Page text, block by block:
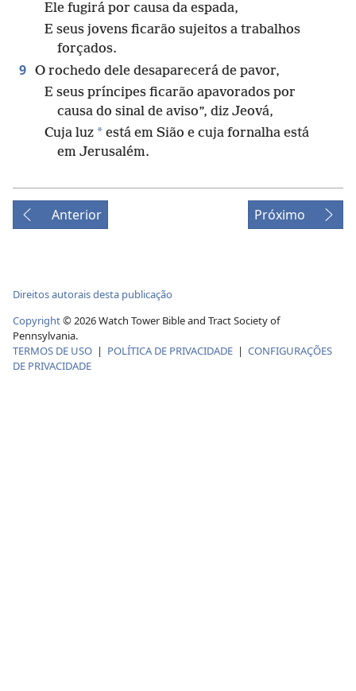
Ele fugirá por causa da espada,
E seus jovens ficarão sujeitos a trabalhos
forçados.
9 O rochedo dele desaparecerá de pavor,
E seus príncipes ficarão apavorados por
causa do sinal de aviso”, diz Jeová,
Cuja luz * está em Sião e cuja fornalha está
em Jerusalém.
Anterior Próximo
Direitos autorais desta publicação
Copyright© 2026Watch Tower Bible and Tract Society of
Pennsylvania.
TERMOS DE USO | POLÍTICA DE PRIVACIDADE | CONFIGURAÇÕES
DE PRIVACIDADE